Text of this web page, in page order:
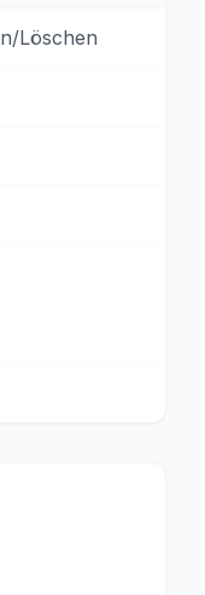
Löschen